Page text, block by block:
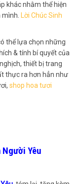
khác nhằm thể hiện
mình. Lời Chúc Sinh
thể lựa chọn những
& tính bí quyết của
thiết bị trang
thực ra hơn hẳn như
shop hoa tươi
Người Yêu